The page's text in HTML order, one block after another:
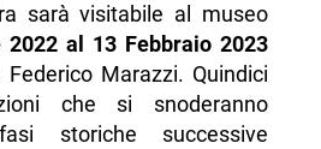
sarà visitabile al museo
al 13 Febbraio 2023
Marazzi. Quindici
che si snoderanno
storiche successive